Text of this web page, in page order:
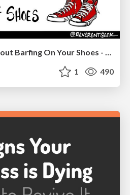
Public Speaking Without Barfing On Your Shoes - THAT 2023
1 490